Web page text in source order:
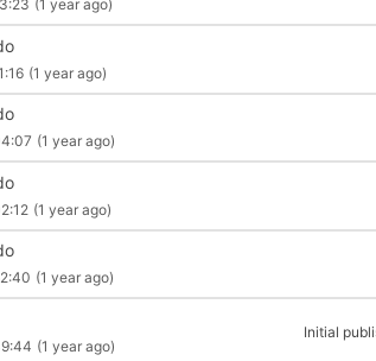
(1 year ago)
(1 year ago)
(1 year ago)
(1 year ago)
(1 year ago)
(1 year ago)
Initial